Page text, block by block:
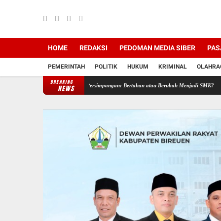
HOME REDAKSI PEDOMAN MEDIA SIBER
PEMERINTAH POLITIK HUKUM KRIMINAL
BREAKING
NEWS
SMAN 2 Samalanga di Persimpangan: Bertahan atau Berubah Menjadi SMK? HUT ke-